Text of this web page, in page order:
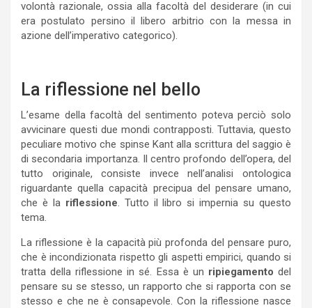
volontà razionale, ossia alla facoltà del desiderare (in cui
era postulato persino il libero arbitrio con la messa in
azione dell’imperativo categorico).
La riflessione nel bello
L’esame della facoltà del sentimento poteva perciò solo
avvicinare questi due mondi contrapposti. Tuttavia, questo
peculiare motivo che spinse Kant alla scrittura del saggio è
di secondaria importanza. Il centro profondo dell’opera, del
tutto originale, consiste invece nell’analisi ontologica
riguardante quella capacità precipua del pensare umano,
che è la riflessione. Tutto il libro si impernia su questo
tema.
La riflessione è la capacità più profonda del pensare puro,
che è incondizionata rispetto gli aspetti empirici, quando si
tratta della riflessione in sé. Essa è un ripiegamento del
pensare su se stesso, un rapporto che si rapporta con se
stesso e che ne è consapevole. Con la riflessione nasce